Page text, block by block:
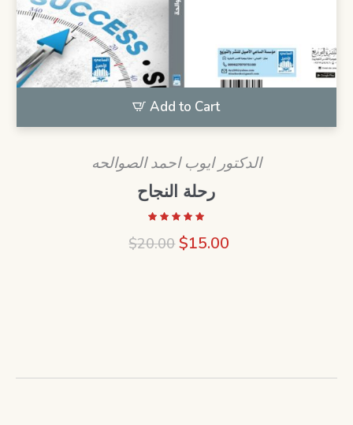
Add to Cart
الدكتور ايوب احمد الصوالحه
رحلة النجاح
$20.00Original
$15.00